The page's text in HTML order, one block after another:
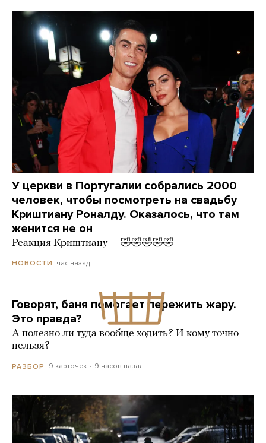
У церкви в Португалии собрались 2000
человек, чтобы посмотреть на свадьбу
Криштиану Роналду. Оказалось, что там
женится не он
Реакция Криштиану — 🤣🤣🤣🤣🤣
НОВОСТИ час назад
Говорят, баня помогает пережить жару.
Это правда?
А полезно ли туда вообще ходить? И кому точно
нельзя?
РАЗБОР 9 карточек 9 часов назад